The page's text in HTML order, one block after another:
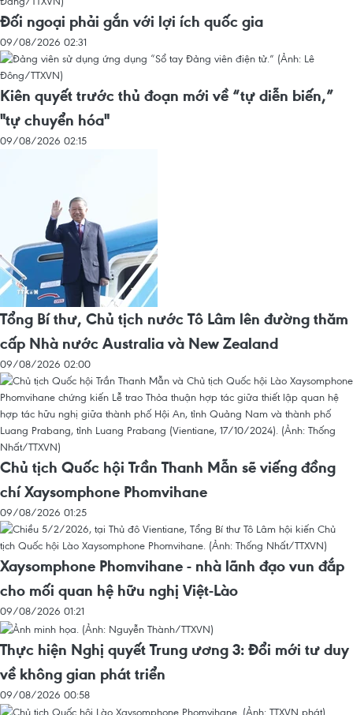
Đối ngoại phải gắn với lợi ích quốc gia
09/08/2026 02:31
Kiên quyết trước thủ đoạn mới về “tự diễn biến,”
"tự chuyển hóa"
09/08/2026 02:15
Tổng Bí thư, Chủ tịch nước Tô Lâm lên đường thăm
cấp Nhà nước Australia và New Zealand
09/08/2026 02:00
Chủ tịch Quốc hội Trần Thanh Mẫn sẽ viếng đồng
chí Xaysomphone Phomvihane
09/08/2026 01:25
Xaysomphone Phomvihane - nhà lãnh đạo vun đắp
cho mối quan hệ hữu nghị Việt-Lào
09/08/2026 01:21
Thực hiện Nghị quyết Trung ương 3: Đổi mới tư duy
về không gian phát triển
09/08/2026 00:58